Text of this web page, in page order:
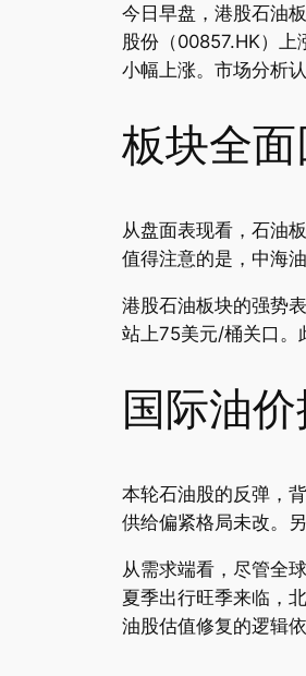
今日早盘，港股石油
股份（00857.HK）
小幅上涨。市场分析
板块全
从盘面表现看，石油
值得注意的是，中海
港股石油板块的强势
站上75美元/桶关口。
国际油
本轮石油股的反弹，
供给偏紧格局未改。
从需求端看，尽管全
夏季出行旺季来临，
油股估值修复的逻辑依